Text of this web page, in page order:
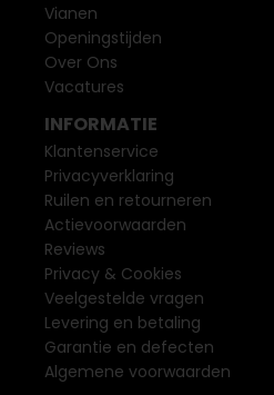
Vianen
Openingstijden
Over Ons
Vacatures
INFORMATIE
Klantenservice
Privacyverklaring
Ruilen en retourneren
Actievoorwaarden
Reviews
Privacy & Cookies
Veelgestelde vragen
Levering en betaling
Garantie en defecten
Algemene voorwaarden